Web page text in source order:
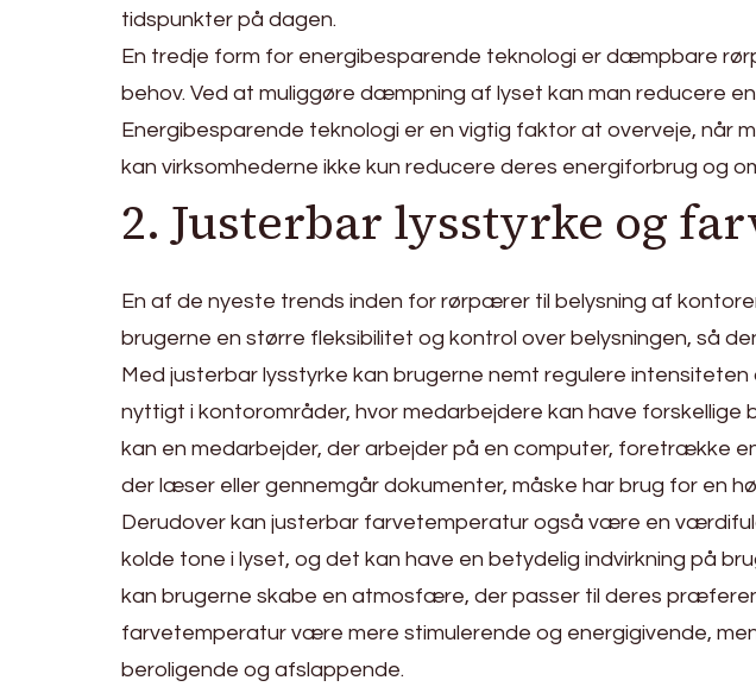
tidspunkter på dagen.
En tredje form for energibesparende teknologi er dæmpbare
behov. Ved at muliggøre dæmpning af lyset kan man reducere
Energibesparende teknologi er en vigtig faktor at overveje, når
kan virksomhederne ikke kun reducere deres energiforbrug og
2. Justerbar lysstyrke og
En af de nyeste trends inden for rørpærer til belysning af
brugerne en større fleksibilitet og kontrol over belysningen, så
Med justerbar lysstyrke kan brugerne nemt regulere
nyttigt i kontorområder, hvor medarbejdere kan have
kan en medarbejder, der arbejder på en computer, foretrække
der læser eller gennemgår dokumenter, måske har brug for en
Derudover kan justerbar farvetemperatur også være en
kolde tone i lyset, og det kan have en betydelig indvirkning på
kan brugerne skabe en atmosfære, der passer til deres
farvetemperatur være mere stimulerende og energigivende,
beroligende og afslappende.